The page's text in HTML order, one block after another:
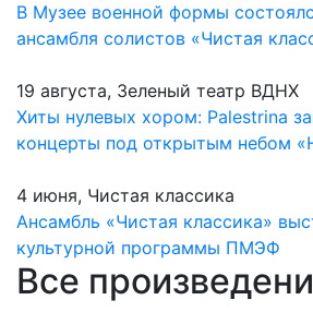
В Музее военной формы
ансамбля солистов «Чистая
19 августа, Зеленый театр ВДНХ
Хиты нулевых хором: Palestrina
концерты под открытым небом
4 июня, Чистая классика
Ансамбль «Чистая классика»
культурной программы ПМЭФ
Все